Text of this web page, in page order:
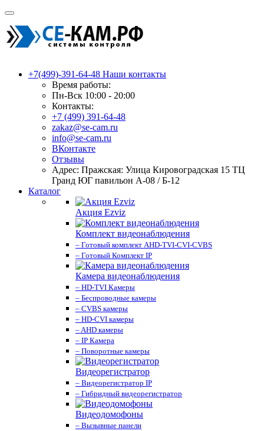
+7(499)-391-64-48 Наши контакты
Время работы:
Пн-Вск 10:00 - 20:00
Контакты:
+7 (499) 391-64-48
zakaz@se-cam.ru
info@se-cam.ru
ВКонтакте
Отзывы
Адрес: Пражская: Улица Кировоградская 15 ТЦ
Гранд ЮГ павильон А-08 / Б-12
Каталог
Акция Ezviz
Комплект видеонаблюдения
– Готовый комплект AHD-TVI-CVI-CVBS
– Готовый Комплект IP
Камера видеонаблюдения
– HD-TVI Камеры
– Беспроводные камеры
– CVBS камеры
– HD-CVI камеры
– AHD камеры
– IP Камера
– Поворотные камеры
Видеорегистратор
– Видеорегистратор IP
– Гибридный видеорегистратор
Видеодомофоны
– Вызывные панели